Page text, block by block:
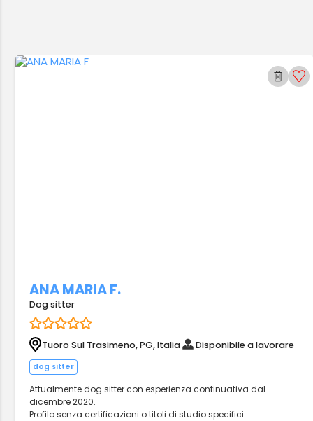
ANA MARIA F.
Dog sitter
Tuoro Sul Trasimeno, PG, Italia Disponibile a lavorare
dog sitter
Attualmente dog sitter con esperienza continuativa dal
dicembre 2020.
Profilo senza certificazioni o titoli di studio specifici.